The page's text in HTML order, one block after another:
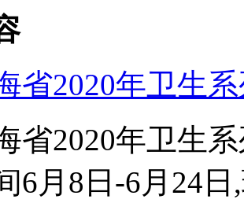
省2020年卫生
省2020年卫生
6月8日-6月24